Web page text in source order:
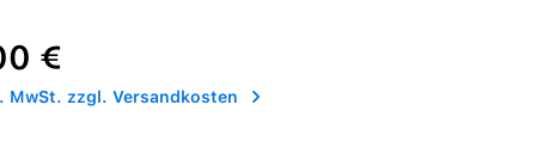
€
MwSt. zzgl. Versandkosten